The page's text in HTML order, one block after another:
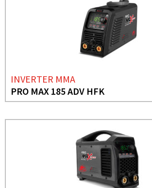
INVERTER MMA
PRO MAX 185 ADV HFK